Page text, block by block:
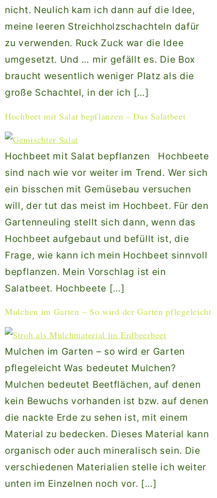
nicht. Neulich kam ich dann auf die Idee,
meine leeren Streichholzschachteln dafür
zu verwenden. Ruck Zuck war die Idee
umgesetzt. Und … mir gefällt es. Die Box
braucht wesentlich weniger Platz als die
große Schachtel, in der ich […]
Hochbeet mit Salat bepflanzen – Das Salatbeet
Hochbeet mit Salat bepflanzen Hochbeete
sind nach wie vor weiter im Trend. Wer sich
ein bisschen mit Gemüsebau versuchen
will, der tut das meist im Hochbeet. Für den
Gartenneuling stellt sich dann, wenn das
Hochbeet aufgebaut und befüllt ist, die
Frage, wie kann ich mein Hochbeet sinnvoll
bepflanzen. Mein Vorschlag ist ein
Salatbeet. Hochbeete […]
Mulchen im Garten – So wird der Garten pflegeleicht
Mulchen im Garten – so wird er Garten
pflegeleicht Was bedeutet Mulchen?
Mulchen bedeutet Beetflächen, auf denen
kein Bewuchs vorhanden ist bzw. auf denen
die nackte Erde zu sehen ist, mit einem
Material zu bedecken. Dieses Material kann
organisch oder auch mineralisch sein. Die
verschiedenen Materialien stelle ich weiter
unten im Einzelnen noch vor. […]